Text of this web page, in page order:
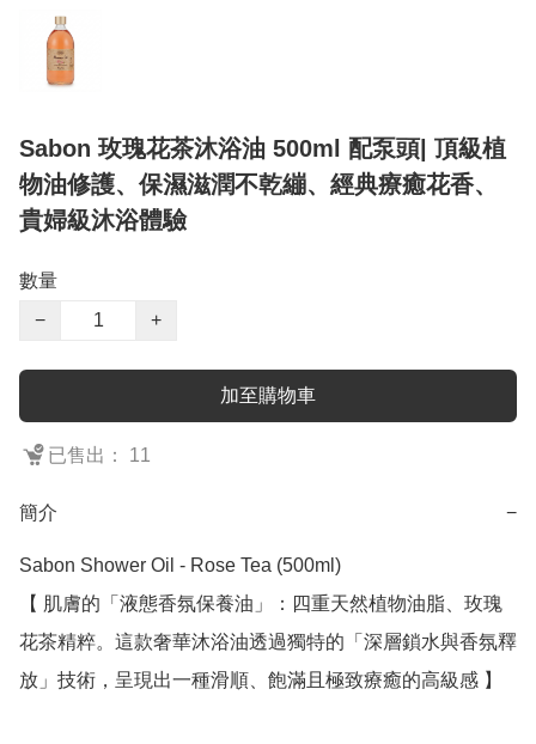
Sabon 玫瑰花茶沐浴油 500ml 配泵頭| 頂級植
物油修護、保濕滋潤不乾繃、經典療癒花香、
貴婦級沐浴體驗
數量
−
+
加至購物車
已售出： 11
簡介 −
Sabon Shower Oil - Rose Tea (500ml)
【 肌膚的「液態香氛保養油」：四重天然植物油脂、玫瑰
花茶精粹。這款奢華沐浴油透過獨特的「深層鎖水與香氛釋
放」技術，呈現出一種滑順、飽滿且極致療癒的高級感 】